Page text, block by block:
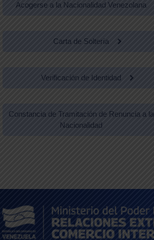
Acogerse a la Nacionalidad Venezolana
Carta de Soltería
Verificación de Identidad
Constancia de Tramitación de Renuncia a la
Nacionalidad